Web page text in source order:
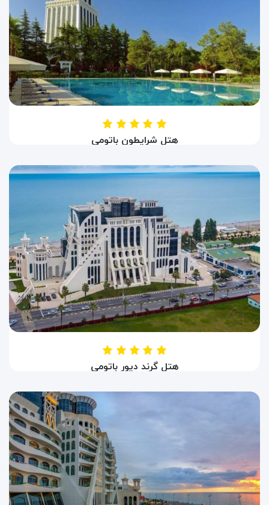
هتل شرایطون باتومی
HOTEL SHERATON
باتومی ، گرجستان
هتل گرند دیور باتومی
HOTEL THE GRANDEUR